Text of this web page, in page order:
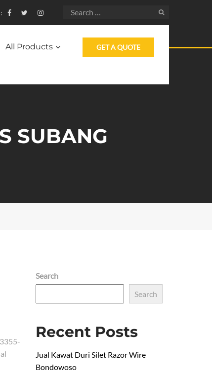
All Products GET A QUOTE
SUBANG
Search
Search
Recent Posts
Jual Kawat Duri Silet Razor Wire
Bondowoso